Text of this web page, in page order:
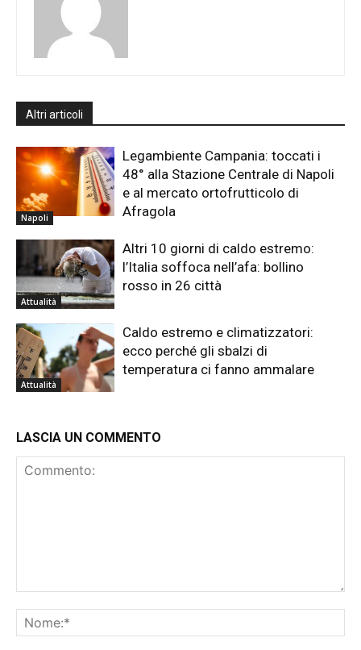
Altri articoli
Napoli
Legambiente Campania: toccati i
48° alla Stazione Centrale di Napoli
e al mercato ortofrutticolo di
Afragola
Attualità
Altri 10 giorni di caldo estremo:
l’Italia soffoca nell’afa: bollino
rosso in 26 città
Attualità
Caldo estremo e climatizzatori:
ecco perché gli sbalzi di
temperatura ci fanno ammalare
LASCIA UN COMMENTO